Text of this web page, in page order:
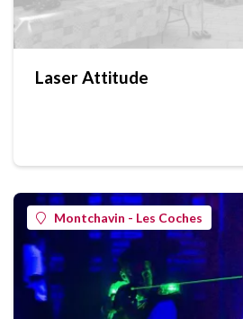
Laser Attitude
Montchavin - Les Coches